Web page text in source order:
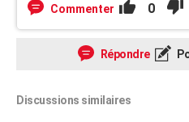
Commenter 0
Répondre
Discussions similaires